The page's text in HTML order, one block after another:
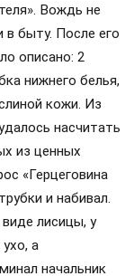
Вождь не
в быту. После его
описано: 2
нижнего белья,
кожи. Из
насчитать
из ценных
«Герцеговина
и набивал.
лисицы, у
а
начальник